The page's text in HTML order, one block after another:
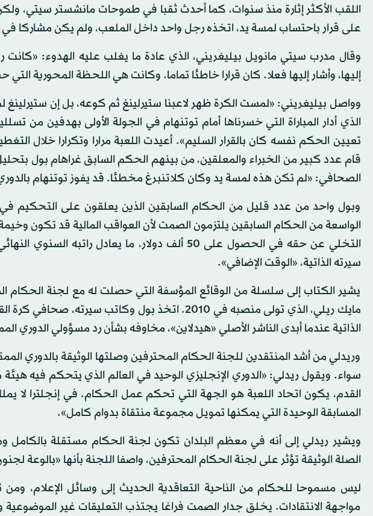
اللقب الأكثر إثارة منذ سنوات، كما أحدث ثقبا في طموحات مانشستر سيتي،
على قرار باحتساب لمسة يد، اتخذه رجل واحد داخل الملعب، ولم يكن مشاركا
وقال مدرب سيتي مانويل بيليغريني، الذي عادة ما يغلب عليه الهدوء: «كانت
إليها، وأشار إليها فعلا. كان قرارا خاطئا تماما. وكانت هي اللحظة المحورية التي
وواصل بيليغريني: «لمست الكرة ظهر لاعبنا ستيرلينغ ثم كوعه، بل إن
الذي أدار المباراة التي خسرناها أمام توتنهام في الجولة الأولى بهدفين من
تعيين الحكم نفسه كان بالقرار السليم». أعيدت اللعبة مرارا وتكرارا خلال
قام عدد كبير من الخبراء والمعلقين، من بينهم الحكم السابق غراهام بول
الصحافي: «لم تكن هذه لمسة يد وكان كلاتنبرغ مخطئا. قد يفوز توتنهام
وبول واحد من عدد قليل من الحكام السابقين الذين يعلقون على التحكيم في
الواسعة من الحكام السابقين يلتزمون الصمت لأن العواقب المالية قد تكون
التخلي عن حقه في الحصول على 50 ألف دولار، ما يعادل
سيرته الذاتية، «الوقت الإضافي».
يشير الكتاب إلى سلسلة من الوقائع المؤسفة التي حصلت له مع لجنة الحكام
مايك ريلي، الذي تولى منصبه في 2010. اتخذ بول وكاتب
الذاتية عندما أبدى الناشر الأصلي «هيدلاين»، مخاوفه بشأن رد مسؤولي الدوري
وريدلي من أشد المنتقدين للجنة الحكام المحترفين وصلتها الوثيقة بالدوري
سواء. ويقول ريدلي: «الدوري الإنجليزي الوحيد في العالم الذي يتحكم فيه
القدم، يكون اتحاد اللعبة هو الجهة التي تحكم عمل الحكام. في إنجلترا لا
المسابقة الوحيدة التي يمكنها تمويل مجموعة منتقاة بدوام كامل».
ويشير ريدلي إلى أنه في معظم البلدان تكون لجنة الحكام مستقلة
الصلة الوثيقة تؤثر على لجنة الحكام المحترفين، واصفا اللجنة بأنها «بالوعة
ليس مسموحا للحكام من الناحية التعاقدية الحديث إلى وسائل الإعلام،
مواجهة الانتقادات. يخلق جدار الصمت فراغا يجتذب التعليقات غير الموضوعية